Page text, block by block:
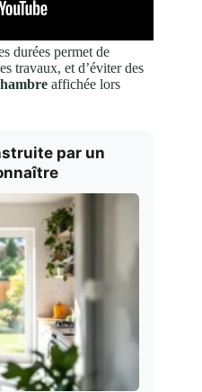
durées permet de
travaux, et d’éviter des
affichée lors
par un